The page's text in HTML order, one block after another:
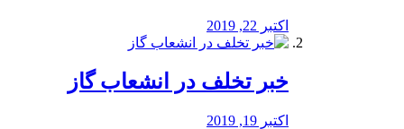
اکتبر 22, 2019
خبر تخلف در انشعاب گاز
اکتبر 19, 2019